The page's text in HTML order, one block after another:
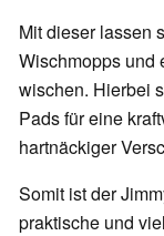
Mit dieser lassen
Wischmopps und
wischen. Hierbei
Pads für eine
hartnäckiger
Somit ist der
praktische und